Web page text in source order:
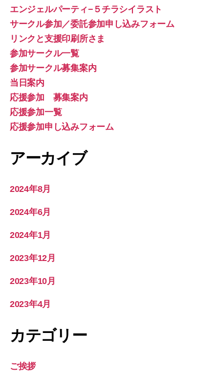
エンジェルパーティ−５チラシイラスト
サークル参加／委託参加申し込みフォーム
リンクと支援印刷所さま
参加サークル一覧
参加サークル募集案内
当日案内
応援参加 募集案内
応援参加一覧
応援参加申し込みフォーム
アーカイブ
2024年8月
2024年6月
2024年1月
2023年12月
2023年10月
2023年4月
カテゴリー
ご挨拶